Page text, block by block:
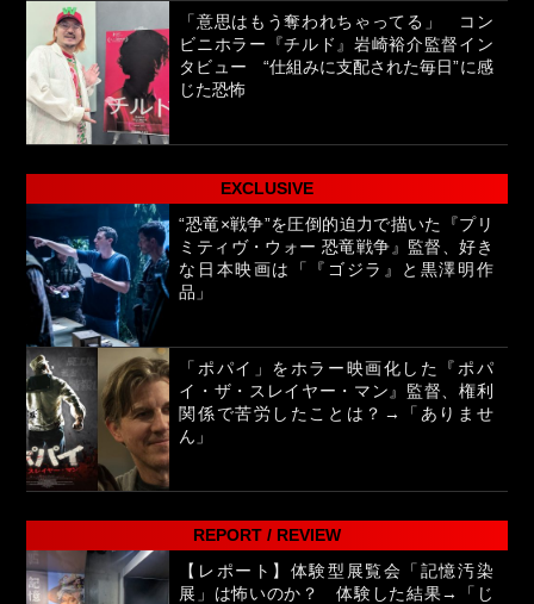
「意思はもう奪われちゃってる」 コン
ビニホラー『チルド』岩崎裕介監督イン
タビュー “仕組みに支配された毎日”に感
じた恐怖
EXCLUSIVE
“恐竜×戦争”を圧倒的迫力で描いた『プリ
ミティヴ・ウォー 恐竜戦争』監督、好き
な日本映画は「『ゴジラ』と黒澤明作
品」
「ポパイ」をホラー映画化した『ポパ
イ・ザ・スレイヤー・マン』監督、権利
関係で苦労したことは？→「ありませ
ん」
REPORT / REVIEW
【レポート】体験型展覧会「記憶汚染
展」は怖いのか？ 体験した結果→「じ